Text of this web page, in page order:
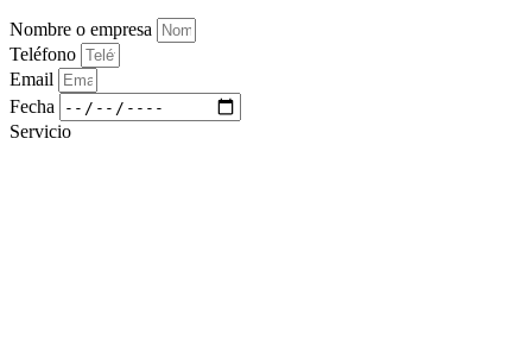
Nombre o empresa
Teléfono
Email
Fecha
Servicio